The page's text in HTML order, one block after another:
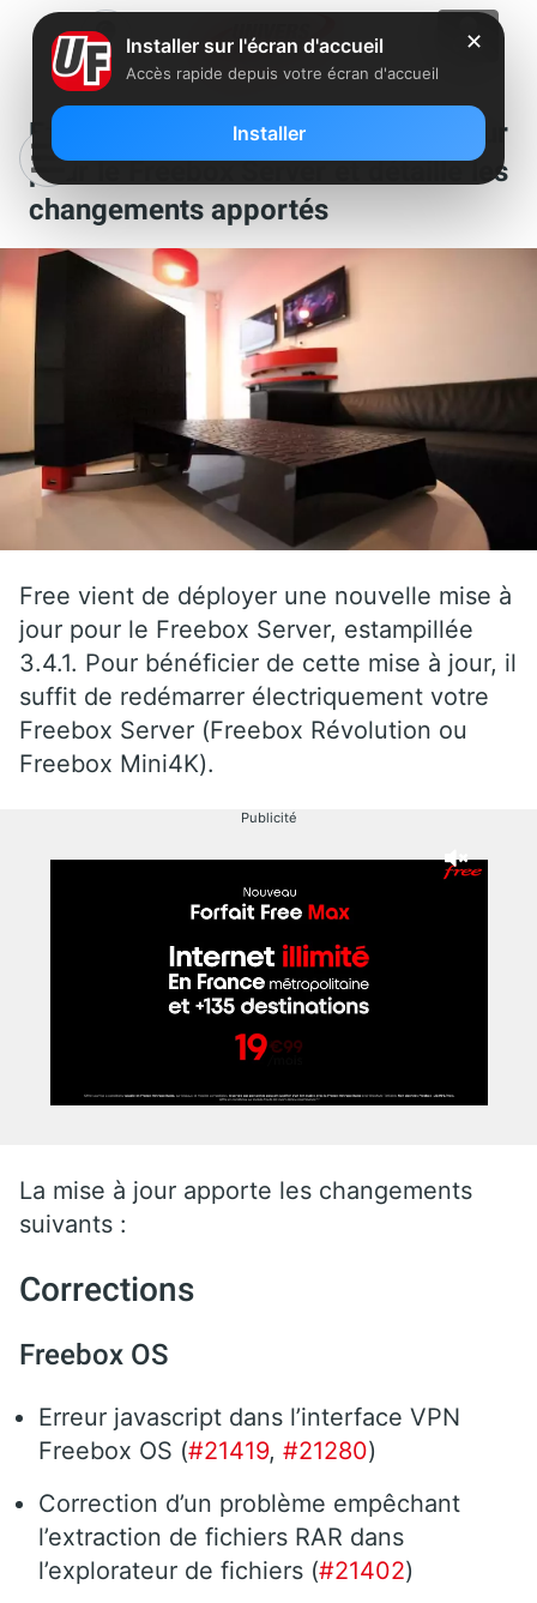
Free déploie une nouvelle mise à jour
pour le Freebox Server et détaille les
changements apportés
Free vient de déployer une nouvelle mise à
jour pour le Freebox Server, estampillée
3.4.1. Pour bénéficier de cette mise à jour, il
suffit de redémarrer électriquement votre
Freebox Server (Freebox Révolution ou
Freebox Mini4K).
Publicité
La mise à jour apporte les changements
suivants :
Corrections
Freebox OS
Erreur javascript dans l’interface VPN
Freebox OS (#21419, #21280)
Correction d’un problème empêchant
l’extraction de fichiers RAR dans
l’explorateur de fichiers (#21402)
✕
Installer sur l'écran d'accueil
Accès rapide depuis votre écran d'accueil
Installer